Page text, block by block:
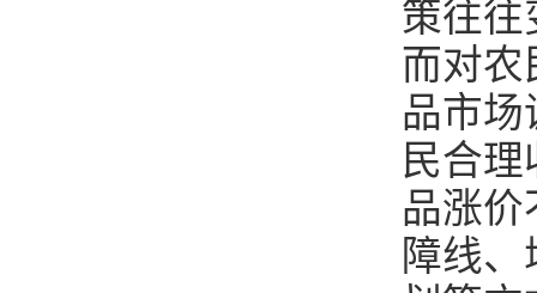
策往往
而对农
品市场
民合理
品涨价
障线